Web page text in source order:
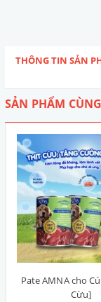
THÔNG TIN SẢN
SẢN PHẨM
Pate AMNA cho
Cừu]